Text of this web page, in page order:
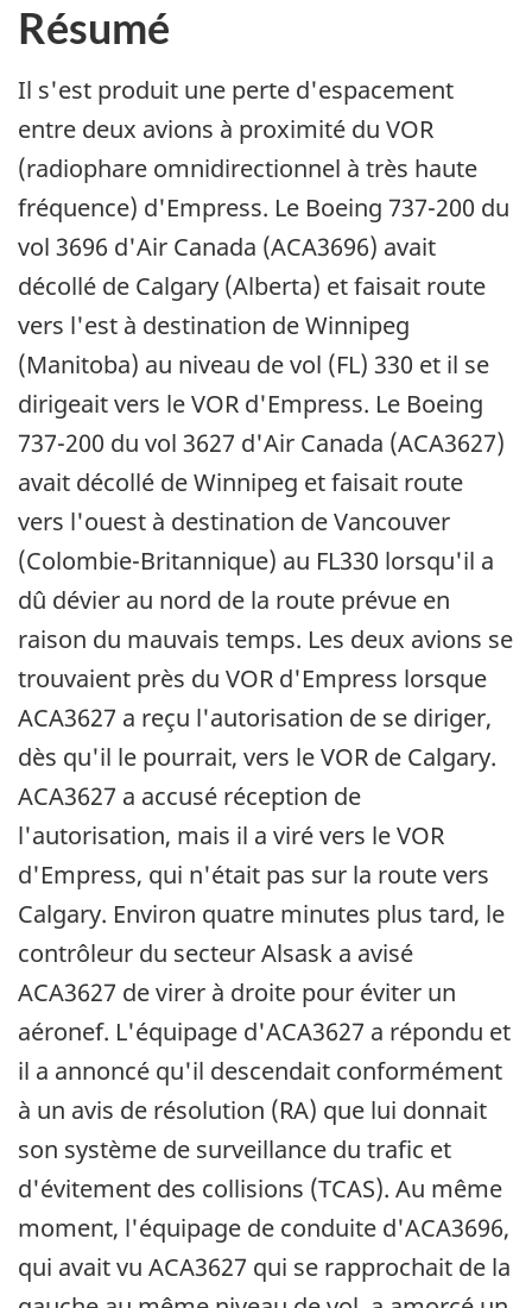
Résumé
Il s'est produit une perte d'espacement
entre deux avions à proximité du VOR
(radiophare omnidirectionnel à très haute
fréquence) d'Empress. Le Boeing 737-200 du
vol 3696 d'Air Canada (ACA3696) avait
décollé de Calgary (Alberta) et faisait route
vers l'est à destination de Winnipeg
(Manitoba) au niveau de vol (FL) 330 et il se
dirigeait vers le VOR d'Empress. Le Boeing
737-200 du vol 3627 d'Air Canada (ACA3627)
avait décollé de Winnipeg et faisait route
vers l'ouest à destination de Vancouver
(Colombie-Britannique) au FL330 lorsqu'il a
dû dévier au nord de la route prévue en
raison du mauvais temps. Les deux avions se
trouvaient près du VOR d'Empress lorsque
ACA3627 a reçu l'autorisation de se diriger,
dès qu'il le pourrait, vers le VOR de Calgary.
ACA3627 a accusé réception de
l'autorisation, mais il a viré vers le VOR
d'Empress, qui n'était pas sur la route vers
Calgary. Environ quatre minutes plus tard, le
contrôleur du secteur Alsask a avisé
ACA3627 de virer à droite pour éviter un
aéronef. L'équipage d'ACA3627 a répondu et
il a annoncé qu'il descendait conformément
à un avis de résolution (RA) que lui donnait
son système de surveillance du trafic et
d'évitement des collisions (TCAS). Au même
moment, l'équipage de conduite d'ACA3696,
qui avait vu ACA3627 qui se rapprochait de la